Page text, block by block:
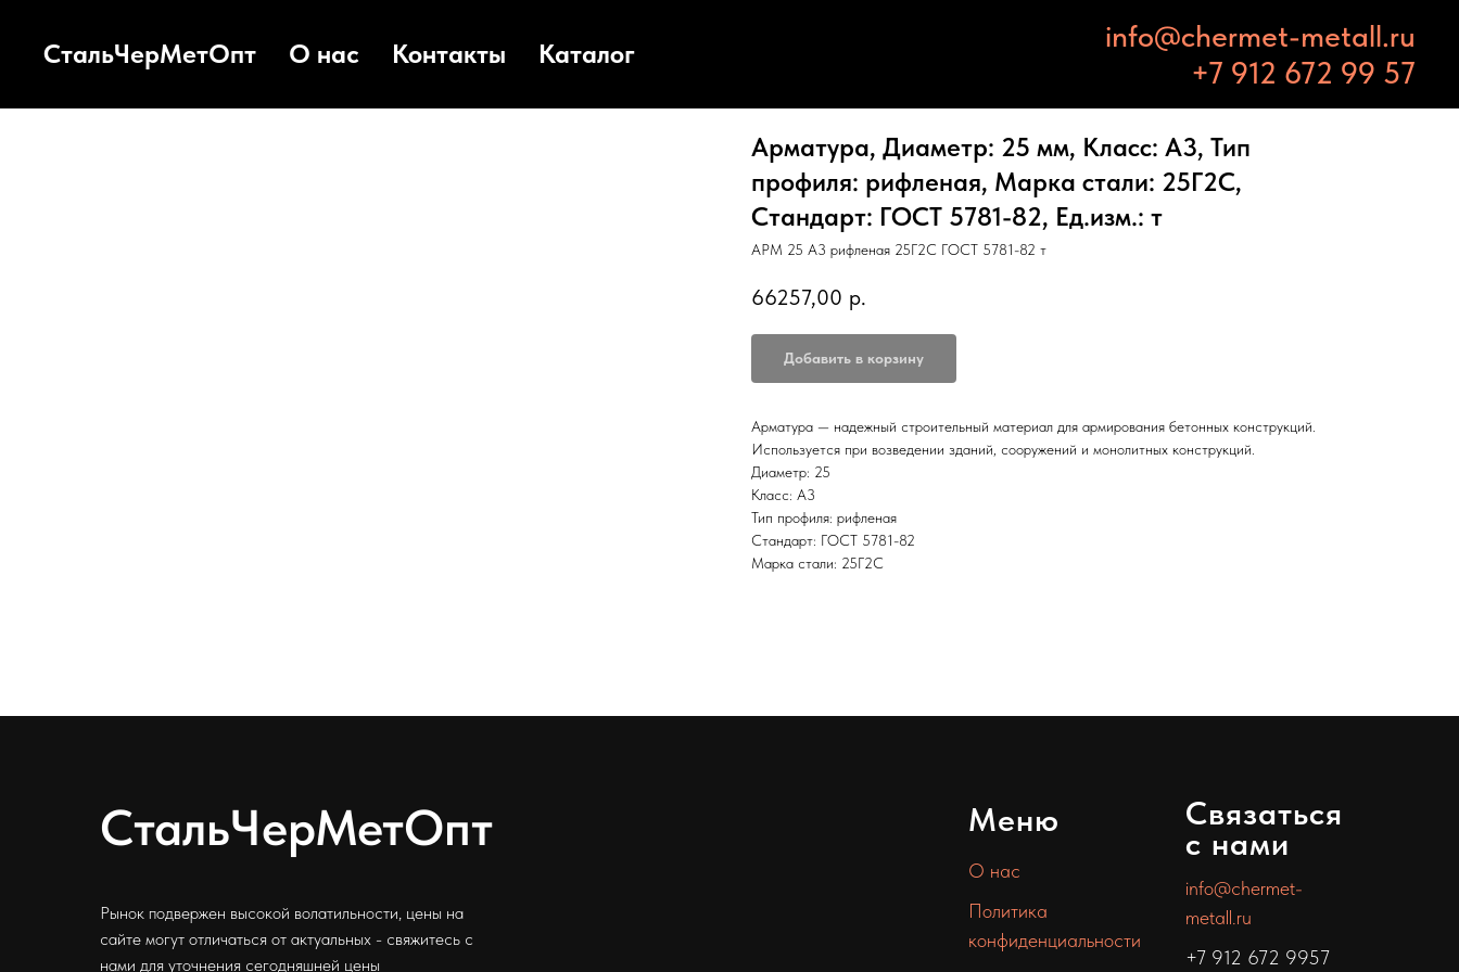
СтальЧерМетОпт О нас Контакты Каталог
info@chermet-metall.ru
+7 912 672 99 57
Арматура, Диаметр: 25 мм, Класс: А3, Тип
профиля: рифленая, Марка стали: 25Г2С,
Стандарт: ГОСТ 5781-82, Ед.изм.: т
АРМ 25 А3 рифленая 25Г2С ГОСТ 5781-82 т
66257,00 р.
Добавить в корзину
Арматура — надежный строительный материал для армирования бетонных конструкций.
Используется при возведении зданий, сооружений и монолитных конструкций.
Диаметр: 25
Класс: А3
Тип профиля: рифленая
Стандарт: ГОСТ 5781-82
Марка стали: 25Г2С
СтальЧерМетОпт
Рынок подвержен высокой волатильности, цены на
сайте могут отличаться от актуальных - свяжитесь с
нами для уточнения сегодняшней цены
Меню
О нас
Политика
конфиденциальности
Связаться
с нами
info@chermet-
metall.ru
+7 912 672 9957